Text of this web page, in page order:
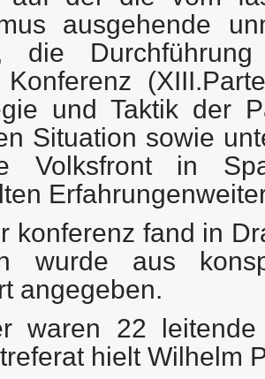
ausgehende
die
Konferenz
und Taktik der
Situation sowie
Volksfront in
konferenz fand in
wurde aus
angegeben.
waren 22
hielt Wilhelm